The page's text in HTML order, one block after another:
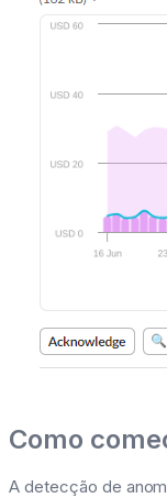
Como
A detecção de